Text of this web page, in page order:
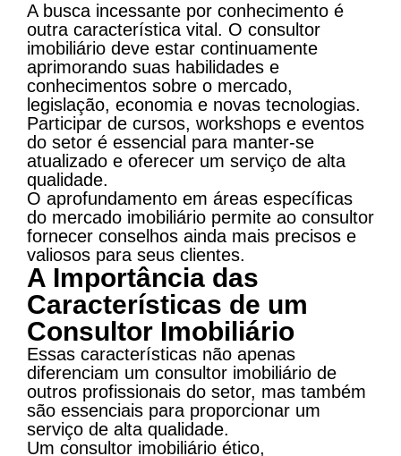
A busca incessante por conhecimento é
outra característica vital. O consultor
imobiliário deve estar continuamente
aprimorando suas habilidades e
conhecimentos sobre o mercado,
legislação, economia e novas tecnologias.
Participar de cursos, workshops e eventos
do setor é essencial para manter-se
atualizado e oferecer um serviço de alta
qualidade.
O aprofundamento em áreas específicas
do mercado imobiliário permite ao consultor
fornecer conselhos ainda mais precisos e
valiosos para seus clientes.
A Importância das
Características de um
Consultor Imobiliário
Essas características não apenas
diferenciam um consultor imobiliário de
outros profissionais do setor, mas também
são essenciais para proporcionar um
serviço de alta qualidade.
Um consultor imobiliário ético,